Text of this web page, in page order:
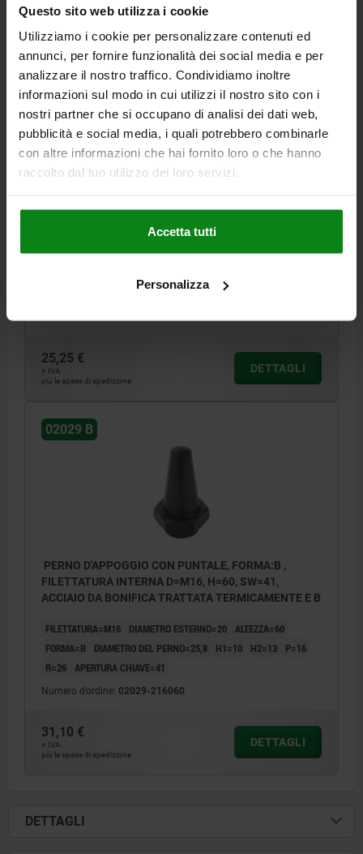
Questo sito web utilizza i cookie
Utilizziamo i cookie per personalizzare contenuti ed
annunci, per fornire funzionalità dei social media e per
analizzare il nostro traffico. Condividiamo inoltre
informazioni sul modo in cui utilizzi il nostro sito con i
nostri partner che si occupano di analisi dei dati web,
pubblicità e social media, i quali potrebbero combinarle
con altre informazioni che hai fornito loro o che hanno
raccolto dal tuo utilizzo dei loro servizi.
Accetta tutti
Personalizza
più le spese di spedizione
02029 B
FILETTATURA INTERNA D=M16, H=30, SW=41,
FILETTATURA=M16 DIAMETRO ESTERNO=20 ALTEZZA=30
APERTURA CHIAVE=41
25,25 €
+ IVA
più le spese di spedizione
DETTAGLI
02029 B
PERNO D'APPOGGIO CON PUNTALE, FORMA:B ,
FILETTATURA INTERNA D=M16, H=60, SW=41,
ACCIAIO DA BONIFICA TRATTATA TERMICAMENTE E B
FILETTATURA=M16 DIAMETRO ESTERNO=20 ALTEZZA=60
FORMA=B
DIAMETRO DEL PERNO=25,8 H1=10 H2=13
P=16
R=26 APERTURA CHIAVE=41
Numero d’ordine: 02029-216060
31,10 €
+ IVA
più le spese di spedizione
DETTAGLI
DETTAGLI